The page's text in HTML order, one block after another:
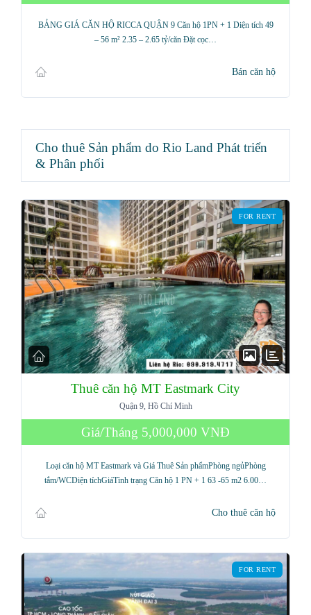
BẢNG GIÁ CĂN HỘ RICCA QUẬN 9 Căn hộ 1PN + 1 Diện tích 49
– 56 m² 2.35 – 2.65 tỷ/căn Đặt cọc…
Bán căn hộ
Cho thuê Sản phẩm do Rio Land Phát triển
& Phân phối
FOR RENT
Thuê căn hộ MT Eastmark City
Quận 9, Hồ Chí Minh
Giá/Tháng 5,000,000 VNĐ
Loại căn hộ MT Eastmark và Giá Thuê Sản phẩmPhòng ngủPhòng
tắm/WCDiện tíchGiáTình trạng Căn hộ 1 PN + 1 63 -65 m2 6.00…
Cho thuê căn hộ
FOR RENT